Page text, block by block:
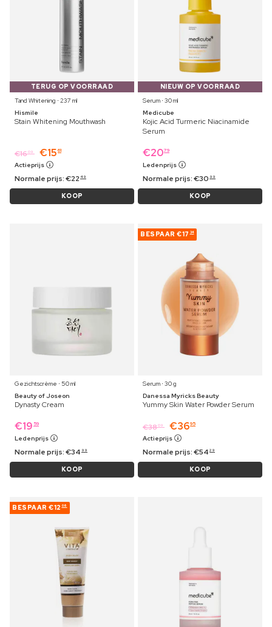
TERUG OP VOORRAAD
Tand Whitening ⋅ 237 ml
Hismile
Stain Whitening Mouthwash
€1609 €15 61
Actieprijs
Normale prijs:€22 49
KOOP
NIEUW OP VOORRAAD
Serum ⋅ 30 ml
Medicube
Kojic Acid Turmeric Niacinamide
Serum
€2079
Ledenprijs
Normale prijs:€30 99
KOOP
Gezichtscrème ⋅ 50 ml
Beauty of Joseon
Dynasty Cream
€19 59
Ledenprijs
Normale prijs:€34 99
KOOP
BESPAAR €17 34
Serum ⋅ 30 g
Danessa Myricks Beauty
Yummy Skin Water Powder Serum
€3809 €3695
Actieprijs
Normale prijs:€54 29
KOOP
BESPAAR €12 06